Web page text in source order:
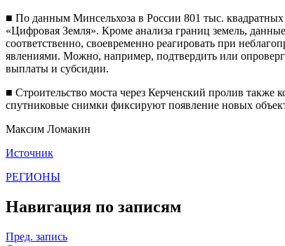
■ По данным Минсельхоза в России 801 тыс. квадратных
«Цифровая Земля». Кроме анализа границ земель,
соответственно, своевременно реагировать при
явлениями. Можно, например, подтвердить или
выплаты и субсидии.
■ Строительство моста через Керченский пролив также
спутниковые снимки фиксируют появление новых
Максим Ломакин
Источник
РЕГИОНЫ
Навигация по записям
Пред. запись